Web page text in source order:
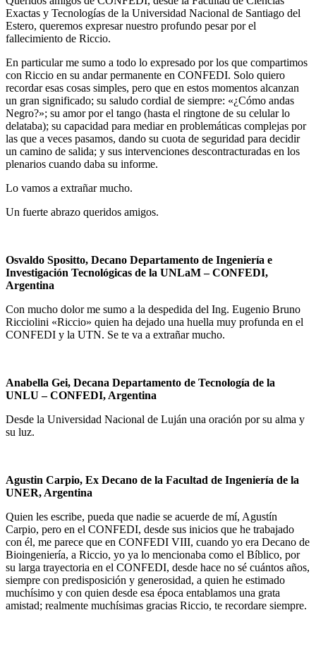
Exactas y Tecnologías de la Universidad Nacional de Santiago del
Estero, queremos expresar nuestro profundo pesar por el
fallecimiento de Riccio.
En particular me sumo a todo lo expresado por los que compartimos
con Riccio en su andar permanente en CONFEDI. Solo quiero
recordar esas cosas simples, pero que en estos momentos alcanzan
un gran significado; su saludo cordial de siempre: «¿Cómo andas
Negro?»; su amor por el tango (hasta el ringtone de su celular lo
delataba); su capacidad para mediar en problemáticas complejas por
las que a veces pasamos, dando su cuota de seguridad para decidir
un camino de salida; y sus intervenciones descontracturadas en los
plenarios cuando daba su informe.
Lo vamos a extrañar mucho.
Un fuerte abrazo queridos amigos.
Osvaldo Spositto, Decano Departamento de Ingeniería e
Investigación Tecnológicas de la UNLaM– CONFEDI,
Argentina
Con mucho dolor me sumo a la despedida del Ing. Eugenio Bruno
Ricciolini «Riccio» quien ha dejado una huella muy profunda en el
CONFEDI y la UTN. Se te va a extrañar mucho.
Anabella Gei, Decana Departamento de Tecnología de la
UNLU– CONFEDI, Argentina
Desde la Universidad Nacional de Luján una oración por su alma y
su luz.
Agustin Carpio, Ex Decano de la Facultad de Ingeniería de la
UNER, Argentina
Quien les escribe, pueda que nadie se acuerde de mí, Agustín
Carpio, pero en el CONFEDI, desde sus inicios que he trabajado
con él, me parece que en CONFEDI VIII, cuando yo era Decano de
Bioingeniería, a Riccio, yo ya lo mencionaba como el Bíblico, por
su larga trayectoria en el CONFEDI, desde hace no sé cuántos años,
siempre con predisposición y generosidad, a quien he estimado
muchísimo y con quien desde esa época entablamos una grata
amistad; realmente muchísimas gracias Riccio, te recordare siempre.